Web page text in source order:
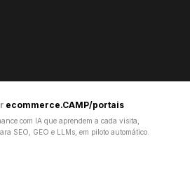
ecommerce.CAMP/portais
com IA que aprendem a cada visita,
SEO, GEO e LLMs, em piloto automático.